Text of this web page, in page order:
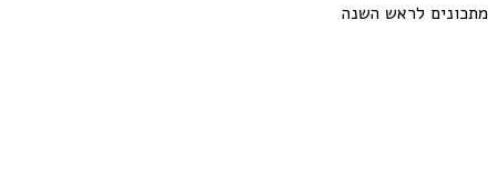
מתכונים לראש השנה